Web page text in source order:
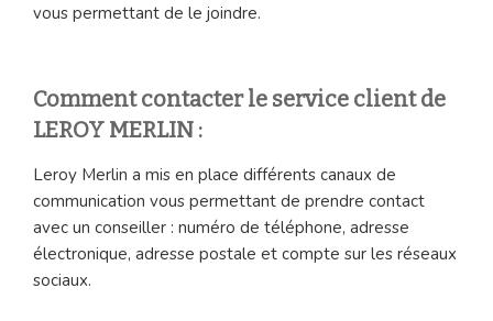
vous permettant de le joindre.
Comment contacter le service client de
LEROY MERLIN :
Leroy Merlin a mis en place différents canaux de
communication vous permettant de prendre contact
avec un conseiller : numéro de téléphone, adresse
électronique, adresse postale et compte sur les réseaux
sociaux.